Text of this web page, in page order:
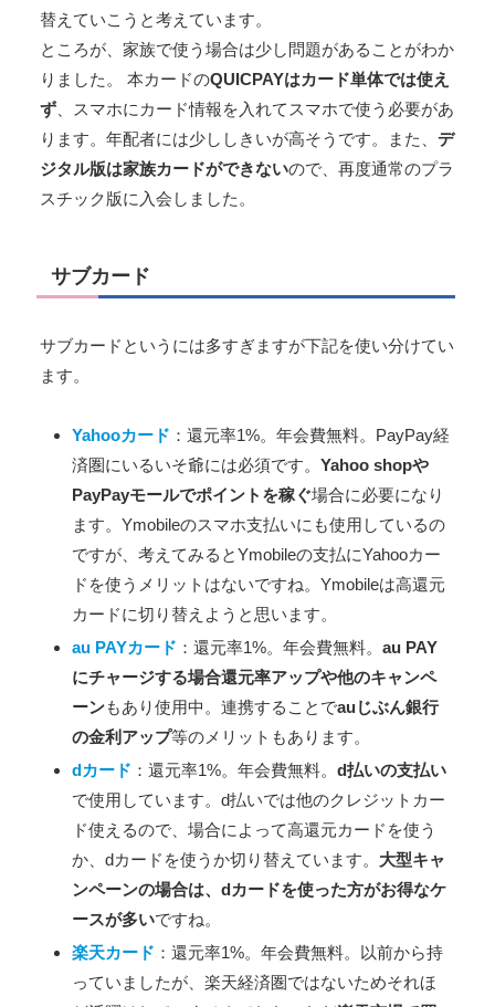
替えていこうと考えています。
ところが、家族で使う場合は少し問題があることがわか
りました。 本カードのQUICPAYはカード単体では使え
ず 、スマホにカード情報を入れてスマホで使う必要があ
ります。年配者には少ししきいが高そうです。また、 デ
ジタル版は家族カードができないので、再度通常のプラ
スチック版に入会しました。
サブカード
サブカードというには多すぎますが下記を使い分けてい
ます。
Yahooカード ：還元率1%。年会費無料。PayPay経
済圏にいるいそ爺には必須です。 Yahoo shopや
PayPayモールでポイントを稼ぐ場合に必要になり
ます。Ymobileのスマホ支払いにも使用しているの
ですが、考えてみるとYmobileの支払にYahooカー
ドを使うメリットはないですね。Ymobileは高還元
カードに切り替えようと思います。
au PAYカード ：還元率1%。年会費無料。 au PAY
にチャージする場合還元率アップや他のキャンペ
ーンもあり使用中。連携することでauじぶん銀行
の金利アップ等のメリットもあります。
dカード ：還元率1%。年会費無料。 d払いの支払い
で使用しています。d払いでは他のクレジットカー
ド使えるので、場合によって高還元カードを使う
か、dカードを使うか切り替えています。 大型キャ
ンペーンの場合は、dカードを使った方がお得なケ
ースが多いですね。
楽天カード ：還元率1%。年会費無料。以前から持
っていましたが、楽天経済圏ではないためそれほ